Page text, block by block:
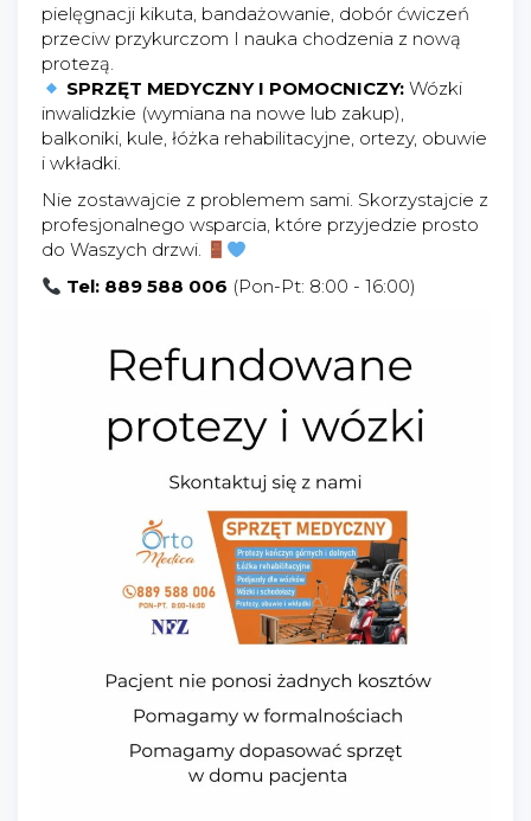
pielęgnacji kikuta, bandażowanie, dobór ćwiczeń
przeciw przykurczom I nauka chodzenia z nową
protezą.
SPRZĘT MEDYCZNY I POMOCNICZY: Wózki
inwalidzkie (wymiana na nowe lub zakup),
balkoniki, kule, łóżka rehabilitacyjne, ortezy, obuwie
i wkładki.
Nie zostawajcie z problemem sami. Skorzystajcie z
profesjonalnego wsparcia, które przyjedzie prosto
do Waszych drzwi.
Tel: 889 588 006 (Pon-Pt: 8:00 - 16:00)